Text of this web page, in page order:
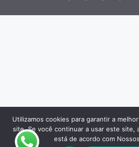
Utilizamos cookies para garantir a
site. Se você continuar a usar este site,
está de acordo com